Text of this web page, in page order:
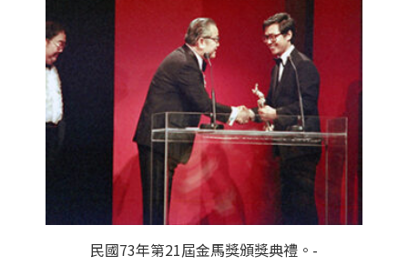
民國73年第21屆金馬獎頒獎典禮。-